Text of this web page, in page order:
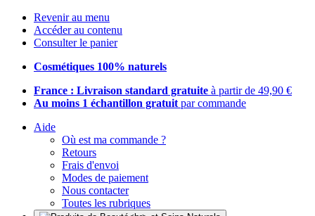
Revenir au menu
Accéder au contenu
Consulter le panier
Cosmétiques 100% naturels
France : Livraison standard gratuite à partir de 49,90 €
Au moins 1 échantillon gratuit par commande
Aide
Où est ma commande ?
Retours
Frais d'envoi
Modes de paiement
Nous contacter
Toutes les rubriques